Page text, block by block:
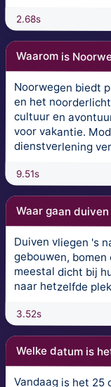
2.68s
Waarom is
Noorwegen biedt
en het
cultuur en
voor vakantie.
dienstverlening
9.51s
Waar gaan
Duiven vliegen 's
gebouwen,
meestal dicht bij
naar hetzelfde
3.52s
Welke datum is
Vandaag is het 25